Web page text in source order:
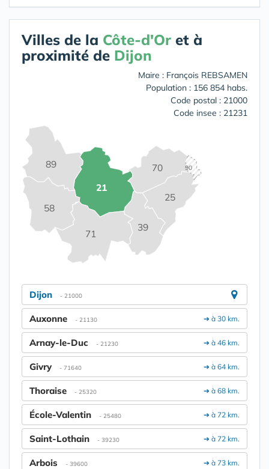
Villes de la Côte-d'Or et à
proximité de Dijon
Maire : François REBSAMEN
Population : 156 854 habs.
Code postal : 21000
Code insee : 21231
21
25
39
58
70
71
89 90
Dijon - 21000
➔ à 30 km.
Auxonne - 21130
➔ à 46 km.
Arnay-le-Duc - 21230
➔ à 64 km.
Givry - 71640
➔ à 68 km.
Thoraise - 25320
➔ à 72 km.
École-Valentin - 25480
➔ à 72 km.
Saint-Lothain - 39230
➔ à 73 km.
Arbois - 39600